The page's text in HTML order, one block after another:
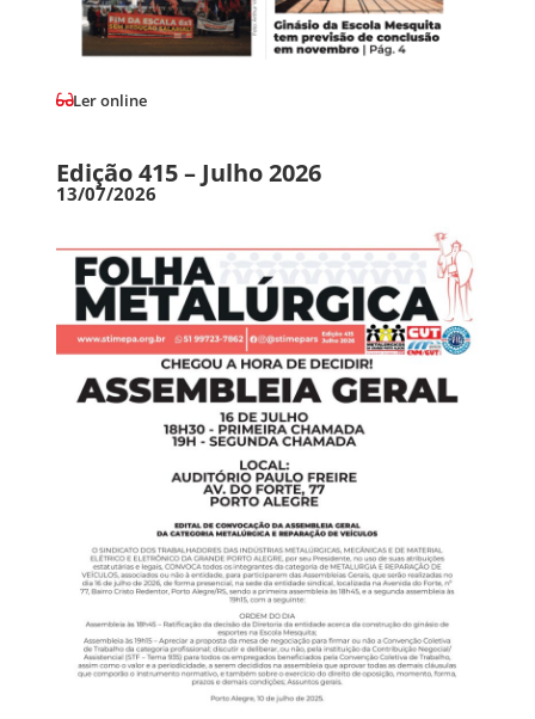
Ler online
Edição 415 – Julho 2026
13/07/2026